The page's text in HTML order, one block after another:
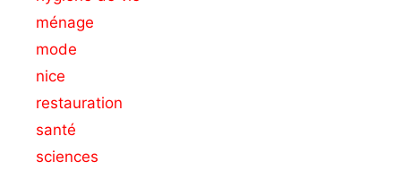
ménage
mode
nice
restauration
santé
sciences